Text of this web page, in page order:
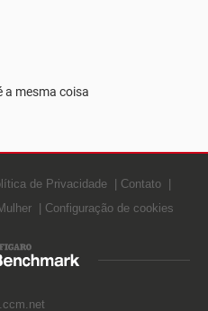
a mesma coisa
de Privacidade
Contato
Configuração de cookies